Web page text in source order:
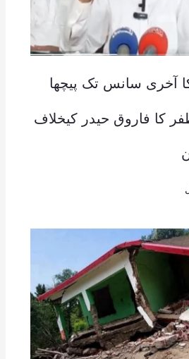
آخری سانس تک پیچھا
کا فاروق حیدر کیخلاف